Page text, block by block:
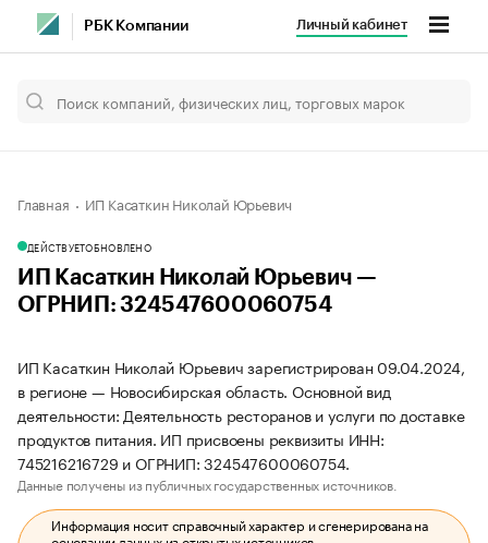
РБК Компании Личный кабинет
Главная ИП Касаткин Николай Юрьевич
ДЕЙСТВУЕТОБНОВЛЕНО
ИП Касаткин Николай Юрьевич —
ОГРНИП: 324547600060754
ИП Касаткин Николай Юрьевич зарегистрирован 09.04.2024,
в регионе — Новосибирская область. Основной вид
деятельности: Деятельность ресторанов и услуги по доставке
продуктов питания. ИП присвоены реквизиты ИНН:
745216216729 и ОГРНИП: 324547600060754.
Данные получены из публичных государственных источников.
Информация носит справочный характер и сгенерирована на